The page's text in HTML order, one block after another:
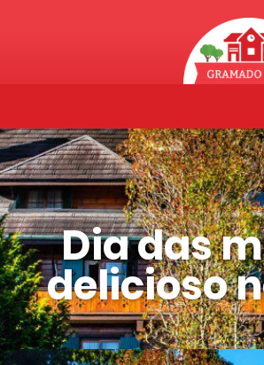
Dia das
delicioso